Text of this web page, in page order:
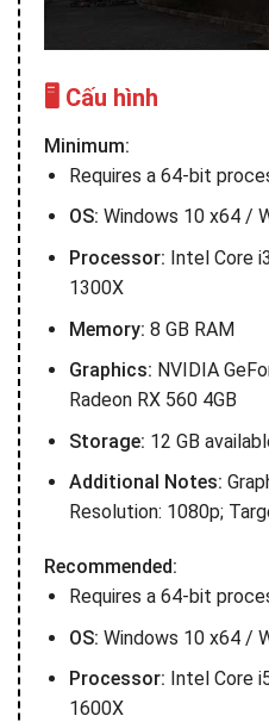
🖥️ Cấu hình
Minimum:
Requires a 64-bit
OS: Windows 10 x64 /
Processor: Intel Core
1300X
Memory: 8 GB RAM
Graphics: NVIDIA
Radeon RX 560 4GB
Storage: 12 GB
Additional Notes:
Resolution: 1080p;
Recommended:
Requires a 64-bit
OS: Windows 10 x64 /
Processor: Intel Core
1600X